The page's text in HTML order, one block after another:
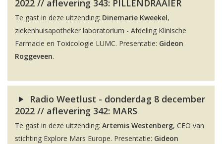
2022 // aflevering 343: PILLENDRAAIER
Te gast in deze uitzending: Dinemarie Kweekel,
ziekenhuisapotheker laboratorium - Afdeling Klinische
Farmacie en Toxicologie LUMC. Presentatie: Gideon
Roggeveen.
Radio Weetlust - donderdag 8 december
2022 // aflevering 342: MARS
Te gast in deze uitzending: Artemis Westenberg, CEO van
stichting Explore Mars Europe. Presentatie: Gideon